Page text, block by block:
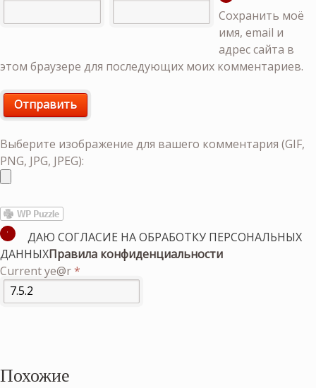
Сохранить моё
имя, email и
адрес сайта в
этом браузере для последующих моих комментариев.
Выберите изображение для вашего комментария (GIF,
PNG, JPG, JPEG):
ДАЮ СОГЛАСИЕ НА ОБРАБОТКУ ПЕРСОНАЛЬНЫХ
ДАННЫХПравила конфиденциальности
Current ye@r*
Похожие